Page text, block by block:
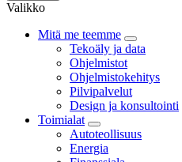
Valikko
Mitä me teemme
Tekoäly ja data
Ohjelmistot
Ohjelmistokehitys
Pilvipalvelut
Design ja konsultointi
Toimialat
Autoteollisuus
Energia